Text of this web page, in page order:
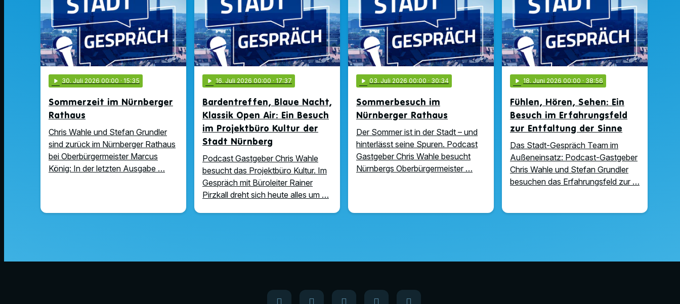
play_arrow 30. Juli 2026 00:00 · 15:35
Sommerzeit im Nürnberger
Rathaus
Chris Wahle und Stefan Grundler
sind zurück im Nürnberger Rathaus
bei Oberbürgermeister Marcus
König: In der letzten Ausgabe …
play_arrow 16. Juli 2026 00:00 · 17:37
Bardentreffen, Blaue Nacht,
Klassik Open Air: Ein Besuch
im Projektbüro Kultur der
Stadt Nürnberg
Podcast Gastgeber Chris Wahle
besucht das Projektbüro Kultur. Im
Gespräch mit Büroleiter Rainer
Pirzkall dreht sich heute alles um …
play_arrow 03. Juli 2026 00:00 · 30:34
Sommerbesuch im
Nürnberger Rathaus
Der Sommer ist in der Stadt – und
hinterlässt seine Spuren. Podcast
Gastgeber Chris Wahle besucht
Nürnbergs Oberbürgermeister …
play_arrow 18. Juni 2026 00:00 · 38:56
Fühlen, Hören, Sehen: Ein
Besuch im Erfahrungsfeld
zur Entfaltung der Sinne
Das Stadt-Gespräch Team im
Außeneinsatz: Podcast-Gastgeber
Chris Wahle und Stefan Grundler
besuchen das Erfahrungsfeld zur …